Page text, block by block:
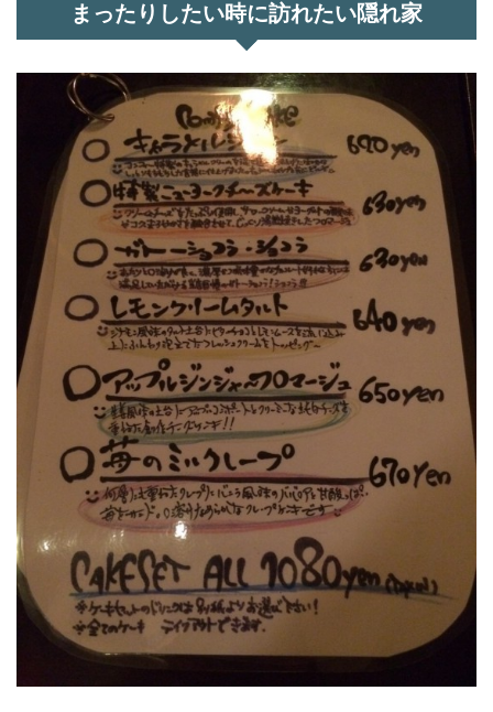
まったりしたい時に訪れたい隠れ家